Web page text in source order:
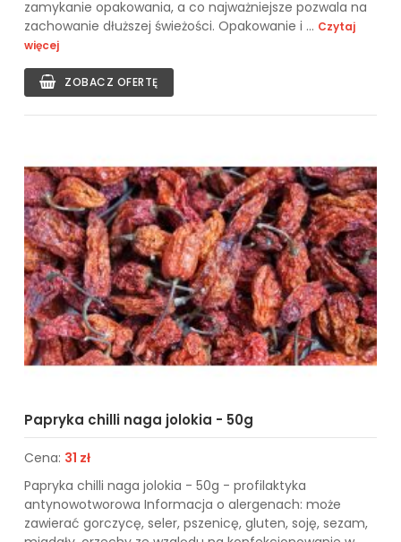
zamykanie opakowania, a co najważniejsze pozwala na
zachowanie dłuższej świeżości. Opakowanie i ... Czytaj
więcej
ZOBACZ OFERTĘ
Papryka chilli naga jolokia - 50g
Cena: 31 zł
Papryka chilli naga jolokia - 50g - profilaktyka
antynowotworowa Informacja o alergenach: może
zawierać gorczycę, seler, pszenicę, gluten, soję, sezam,